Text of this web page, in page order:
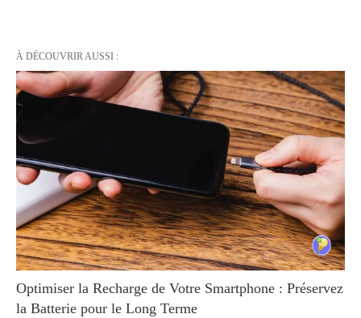
À DÉCOUVRIR AUSSI :
Optimiser la Recharge de Votre Smartphone : Préservez
la Batterie pour le Long Terme